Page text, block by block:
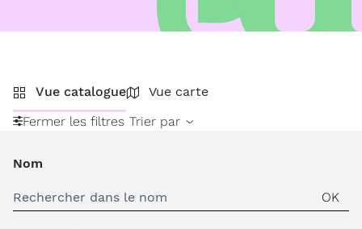
Vue catalogue
Vue carte
Fermer les filtres Trier par
Nom